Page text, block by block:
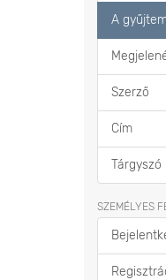
A
Szerző
Cím
Tárgyszó
SZEMÉLYES